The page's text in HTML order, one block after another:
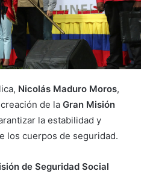
Nicolás Maduro Moros,
de la Gran Misión
la estabilidad y
los cuerpos de seguridad.
de Seguridad Social